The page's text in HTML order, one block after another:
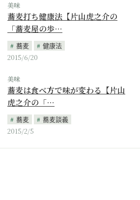
美味
蕎麦打ち健康法【片山虎之介の
「蕎麦屋の歩…
蕎麦
健康法
2015/6/20
美味
蕎麦は食べ方で味が変わる【片山
虎之介の「…
蕎麦
蕎麦談義
2015/2/5